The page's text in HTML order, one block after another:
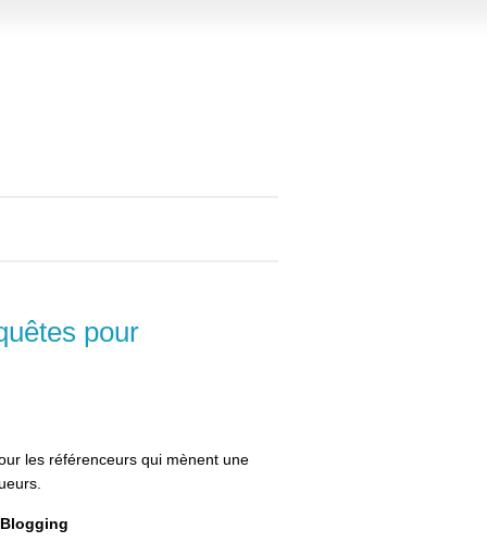
pour
les référenceurs qui mènent une